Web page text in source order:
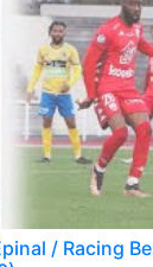
/ Racing